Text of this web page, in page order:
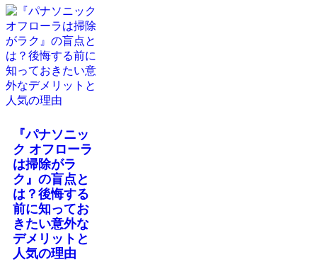
『パナソニッ
ク オフローラ
は掃除がラ
ク』の盲点と
は？後悔する
前に知ってお
きたい意外な
デメリットと
人気の理由